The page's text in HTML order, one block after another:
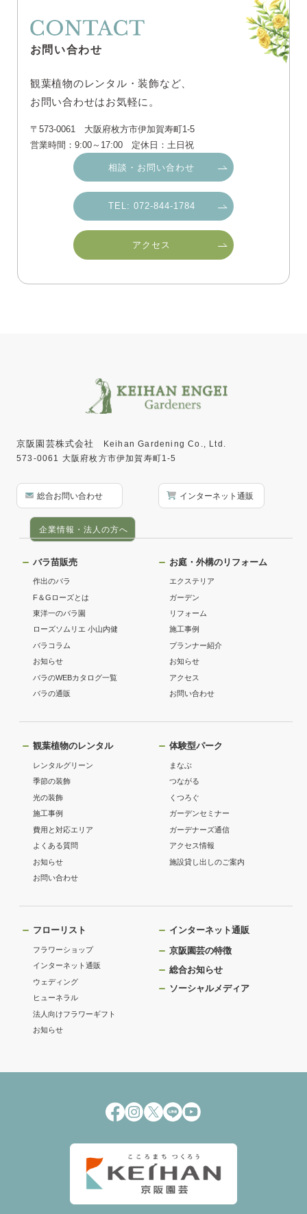
お問い合わせ
観葉植物のレンタル・装飾など、
お問い合わせはお気軽に。
〒573-0061 大阪府枚方市伊加賀寿町1-5
営業時間：9:00～17:00 定休日：土日祝
相談・お問い合わせ
TEL: 072-844-1784
アクセス
京阪園芸株式会社
Keihan Gardening Co., Ltd.
573-0061 大阪府枚方市伊加賀寿町1-5
総合お問い合わせ インターネット通販
企業情報・法人の方へ
バラ苗販売
作出のバラ
F＆Gローズとは
東洋一のバラ園
ローズソムリエ 小山内健
バラコラム
お知らせ
バラのWEBカタログ一覧
バラの通販
お庭・外構のリフォーム
エクステリア
ガーデン
リフォーム
施工事例
プランナー紹介
お知らせ
アクセス
お問い合わせ
観葉植物のレンタル
レンタルグリーン
季節の装飾
光の装飾
施工事例
費用と対応エリア
よくある質問
お知らせ
お問い合わせ
体験型パーク
まなぶ
つながる
くつろぐ
ガーデンセミナー
ガーデナーズ通信
アクセス情報
施設貸し出しのご案内
フローリスト
フラワーショップ
インターネット通販
ウェディング
ヒューネラル
法人向けフラワーギフト
お知らせ
インターネット通販
京阪園芸の特徴
総合お知らせ
ソーシャルメディア